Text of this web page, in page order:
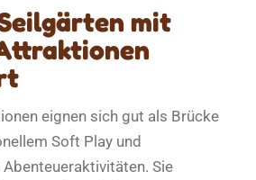
mit
eignen sich gut als Brücke
Soft Play und
Sie